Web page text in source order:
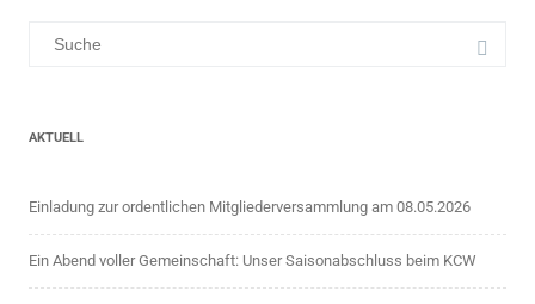
AKTUELL
Einladung zur ordentlichen Mitgliederversammlung am 08.05.2026
Ein Abend voller Gemeinschaft: Unser Saisonabschluss beim KCW